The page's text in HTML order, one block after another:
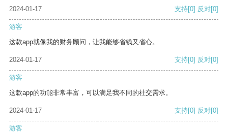
2024-01-17 支持[0] 反对[0]
游客
这款app就像我的财务顾问，让我能够省钱又省心。
2024-01-17 支持[0] 反对[0]
游客
这款app的功能非常丰富，可以满足我不同的社交需求。
2024-01-17 支持[0] 反对[0]
游客